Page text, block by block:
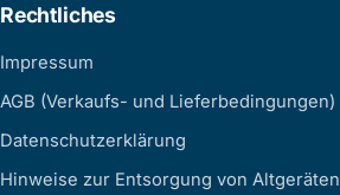
Rechtliches
Impressum
AGB (Verkaufs- und Lieferbedingungen)
Datenschutzerklärung
Hinweise zur Entsorgung von Altgeräten